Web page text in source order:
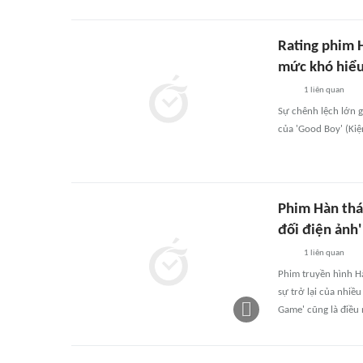
Rating phim
mức khó
1 liên quan
Sự chênh lệch lớn
của 'Good Boy'
Phim Hàn
đối điện ảnh'
1 liên quan
Phim truyền hình
sự trở lại của nhiều
Game' cũng là